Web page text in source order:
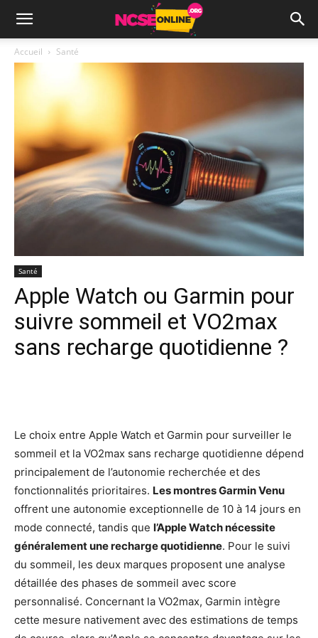
Accueil Santé
Santé
Apple Watch ou Garmin pour
suivre sommeil et VO2max
sans recharge quotidienne ?
Le choix entre Apple Watch et Garmin pour surveiller le
sommeil et la VO2max sans recharge quotidienne dépend
principalement de l’autonomie recherchée et des
fonctionnalités prioritaires. Les montres Garmin Venu
offrent une autonomie exceptionnelle de 10 à 14 jours en
mode connecté, tandis que l’Apple Watch nécessite
généralement une recharge quotidienne. Pour le suivi
du sommeil, les deux marques proposent une analyse
détaillée des phases de sommeil avec score
personnalisé. Concernant la VO2max, Garmin intègre
cette mesure nativement avec des estimations de temps